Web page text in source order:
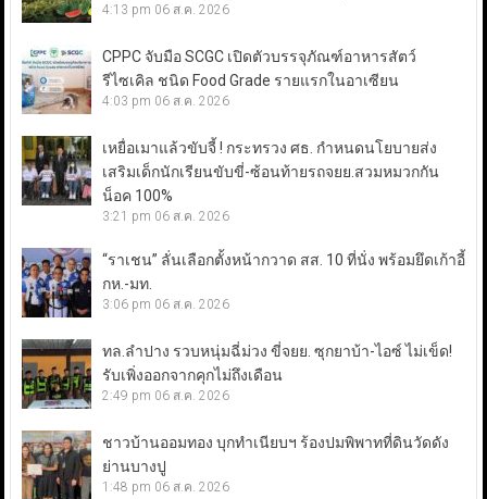
4:13 pm 06 ส.ค. 2026
CPPC จับมือ SCGC เปิดตัวบรรจุภัณฑ์อาหารสัตว์
รีไซเคิล ชนิด Food Grade รายแรกในอาเซียน
4:03 pm 06 ส.ค. 2026
เหยื่อเมาแล้วขับจี้ ! กระทรวง ศธ. กำหนดนโยบายส่ง
เสริมเด็กนักเรียนขับขี่-ซ้อนท้ายรถจยย.สวมหมวกกัน
น็อค 100%
3:21 pm 06 ส.ค. 2026
“ราเชน” ลั่นเลือกตั้งหน้ากวาด สส. 10 ที่นั่ง พร้อมยึดเก้าอี้
กห.-มท.
3:06 pm 06 ส.ค. 2026
ทล.ลำปาง รวบหนุ่มฉี่ม่วง ขี่จยย. ซุกยาบ้า-ไอซ์ ไม่เข็ด!
รับเพิ่งออกจากคุกไม่ถึงเดือน
2:49 pm 06 ส.ค. 2026
ชาวบ้านออมทอง บุกทำเนียบฯ ร้องปมพิพาทที่ดินวัดดัง
ย่านบางปู
1:48 pm 06 ส.ค. 2026